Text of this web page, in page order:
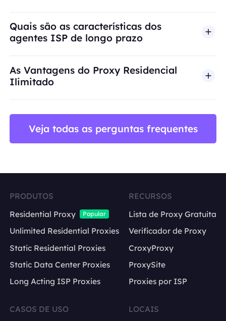
A BestProxy não oferece suporte a fraude,
Quais são as características dos
agentes ISP de longo prazo
As Vantagens do Proxy Residencial
Ilimitado
Veja todas as perguntas frequentes
PRODUTOS
Residential Proxy
Popular
Unlimited Residential Proxies
Static Residential Proxies
Static Data Center Proxies
Long Acting ISP Proxies
RECURSOS
Lista de Proxy Gratuita
Verificador de Proxy
CroxyProxy
ProxySite
Proxies por ISP
CASOS DE USO
LOCAIS